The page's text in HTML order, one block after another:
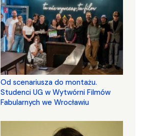
Od scenariusza do montażu.
Studenci UG w Wytwórni Filmów
Fabularnych we Wrocławiu